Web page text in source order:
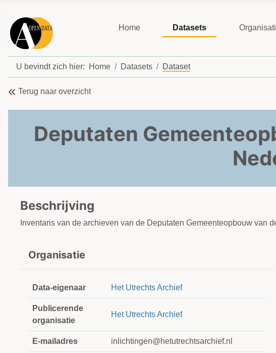
Home Datasets
U bevindt zich hier: Home Datasets Dataset
Terug naar overzicht
Deputaten
Beschrijving
Inventaris van de archieven van de Deputaten Gemeenteopbouw van
Organisatie
Data-eigenaar Het Utrechts Archief
Publicerende
organisatie
Het Utrechts Archief
E-mailadres inlichtingen@hetutrechtsarchief.nl